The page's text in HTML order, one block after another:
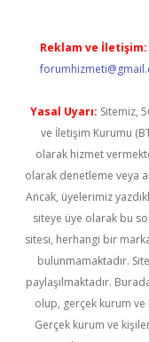
Reklam ve İletişim:
Yasal Uyarı: Sitemiz,
ve İletişim Kurumu
olarak hizmet
olarak denetleme veya
Ancak, üyelerimiz
siteye üye olarak bu
sitesi, herhangi bir
bulunmamaktadır.
paylaşılmaktadır.
olup, gerçek kurum ve
Gerçek kurum ve